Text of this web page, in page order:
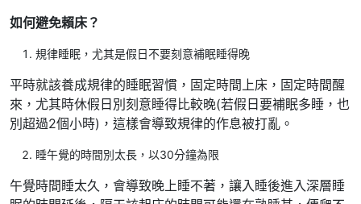
如何避免賴床？
規律睡眠，尤其是假日不要刻意補眠睡得晚
平時就該養成規律的睡眠習慣，固定時間上床，固定時間醒
來，尤其時休假日別刻意睡得比較晚(若假日要補眠多睡，也
別超過2個小時)，這樣會導致規律的作息被打亂。
睡午覺的時間別太長，以30分鐘為限
午覺時間睡太久，會導致晚上睡不著，讓入睡後進入深層睡